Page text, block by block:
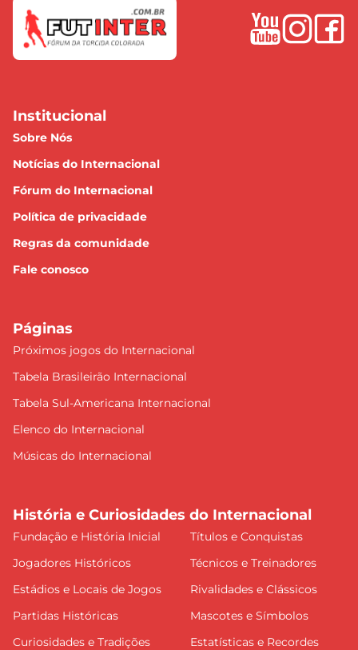
Institucional
Sobre Nós
Notícias do Internacional
Fórum do Internacional
Política de privacidade
Regras da comunidade
Fale conosco
Páginas
Próximos jogos do Internacional
Tabela Brasileirão Internacional
Tabela Sul-Americana Internacional
Elenco do Internacional
Músicas do Internacional
História e Curiosidades do Internacional
Fundação e História Inicial
Títulos e Conquistas
Jogadores Históricos
Técnicos e Treinadores
Estádios e Locais de Jogos
Rivalidades e Clássicos
Partidas Históricas
Mascotes e Símbolos
Curiosidades e Tradições
Estatísticas e Recordes